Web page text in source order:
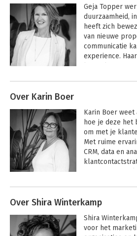
Geja Topper
duurzaamheid,
heeft zich
van nieuwe
communicatie
experience.
uiteenlopende
zakelijke en
onderwijs, sport
Over Karin Boer
Karin Boer
hoe je deze het
om met je
Met ruime
CRM, data en
organisaties. Zij
Angel Initiative,
inzet voor het
Over Shira Winterkamp
Shira
voor het